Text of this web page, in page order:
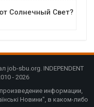
Солнечный Свет?
job-sbu.org. INDEPENDENT
- 2026
информации,
Новини", в каком-либо